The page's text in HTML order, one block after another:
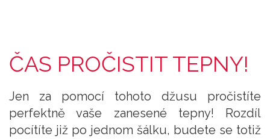
ČAS PROČISTIT TEPNY!
Jen za pomocí tohoto džusu pročistíte
perfektně vaše zanesené tepny! Rozdíl
pocítíte již po jednom šálku, budete se totiž